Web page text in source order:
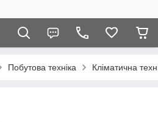
Побутова техніка Кліматична